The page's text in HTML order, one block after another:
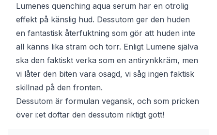
Lumenes quenching aqua serum har en otrolig
effekt på känslig hud. Dessutom ger den huden
en fantastisk återfuktning som gör att huden inte
all känns lika stram och torr. Enligt Lumene själva
ska den faktiskt verka som en antirynkkräm, men
vi låter den biten vara osagd, vi såg ingen faktisk
skillnad på den fronten.
Dessutom är formulan vegansk, och som pricken
över i:et doftar den dessutom riktigt gott!